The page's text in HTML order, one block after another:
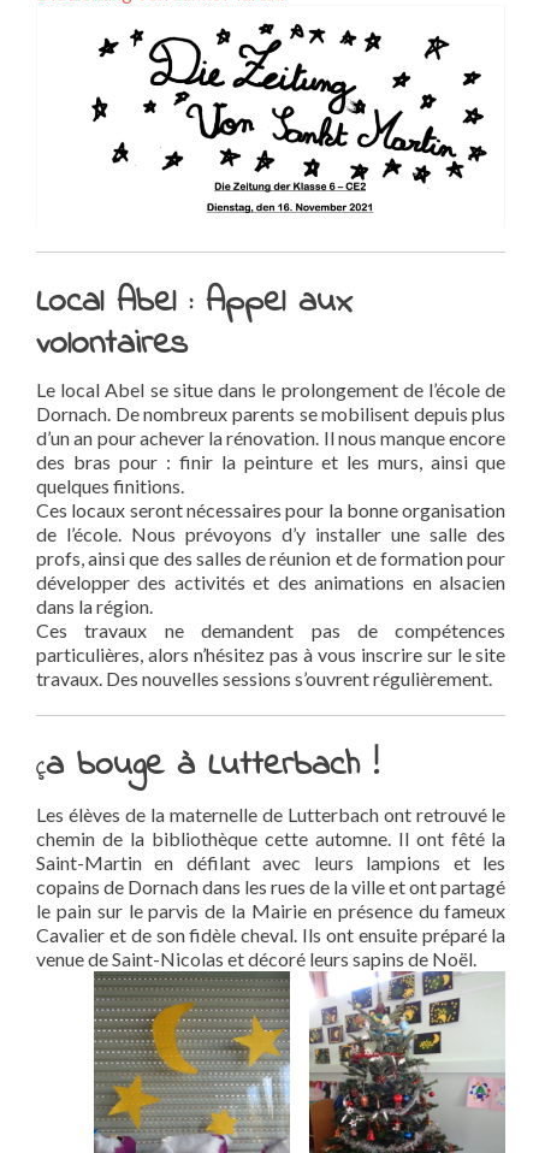
Local Abel : Appel aux
volontaires
Le local Abel se situe dans le prolongement de l’école de
Dornach. De nombreux parents se mobilisent depuis plus
d’un an pour achever la rénovation. Il nous manque encore
des bras pour : finir la peinture et les murs, ainsi que
quelques finitions.
Ces locaux seront nécessaires pour la bonne organisation
de l’école. Nous prévoyons d’y installer une salle des
profs, ainsi que des salles de réunion et de formation pour
développer des activités et des animations en alsacien
dans la région.
Ces travaux ne demandent pas de compétences
particulières, alors n’hésitez pas à vous inscrire sur le site
travaux. Des nouvelles sessions s’ouvrent régulièrement.
Ça bouge à Lutterbach !
Les élèves de la maternelle de Lutterbach ont retrouvé le
chemin de la bibliothèque cette automne. Il ont fêté la
Saint-Martin en défilant avec leurs lampions et les
copains de Dornach dans les rues de la ville et ont partagé
le pain sur le parvis de la Mairie en présence du fameux
Cavalier et de son fidèle cheval. Ils ont ensuite préparé la
venue de Saint-Nicolas et décoré leurs sapins de Noël.